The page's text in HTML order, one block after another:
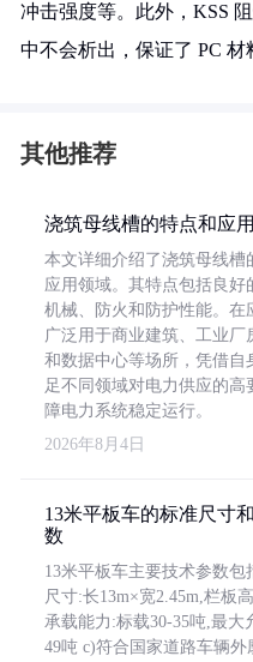
冲击强度等。此外，KSS
中不会析出，保证了 PC 材
其他推荐
浇筑母线槽的特点和应
本文详细介绍了浇筑母线槽
应用领域。其特点包括良好
机械、防火和防护性能。在
广泛用于商业建筑、工业厂
和数据中心等场所，凭借自
足不同领域对电力供应的高
障电力系统稳定运行。
2026年8月4日
13米平板车的标准尺寸
数
13米平板车主要技术参数包
尺寸:长13m×宽2.45m,栏板
承载能力:标载30-35吨,最大
49吨 c)符合国家道路车辆外